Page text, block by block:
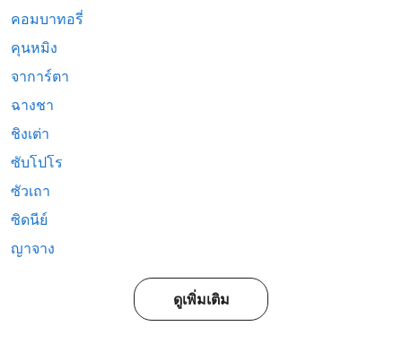
คอมบาทอรี่
คุนหมิง
จาการ์ตา
ฉางชา
ชิงเต่า
ซับโปโร
ซัวเถา
ซิดนีย์
ญาจาง
ดูเพิ่มเติม